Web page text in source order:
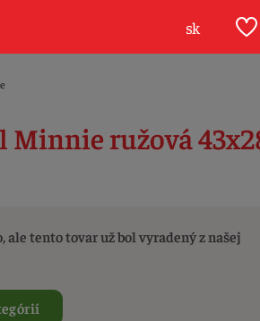
Minnie ružová
ale tento tovar už bol vyradený z našej
sk